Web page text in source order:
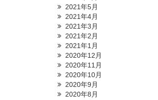
2021年5月
2021年4月
2021年3月
2021年2月
2021年1月
2020年12月
2020年11月
2020年10月
2020年9月
2020年8月